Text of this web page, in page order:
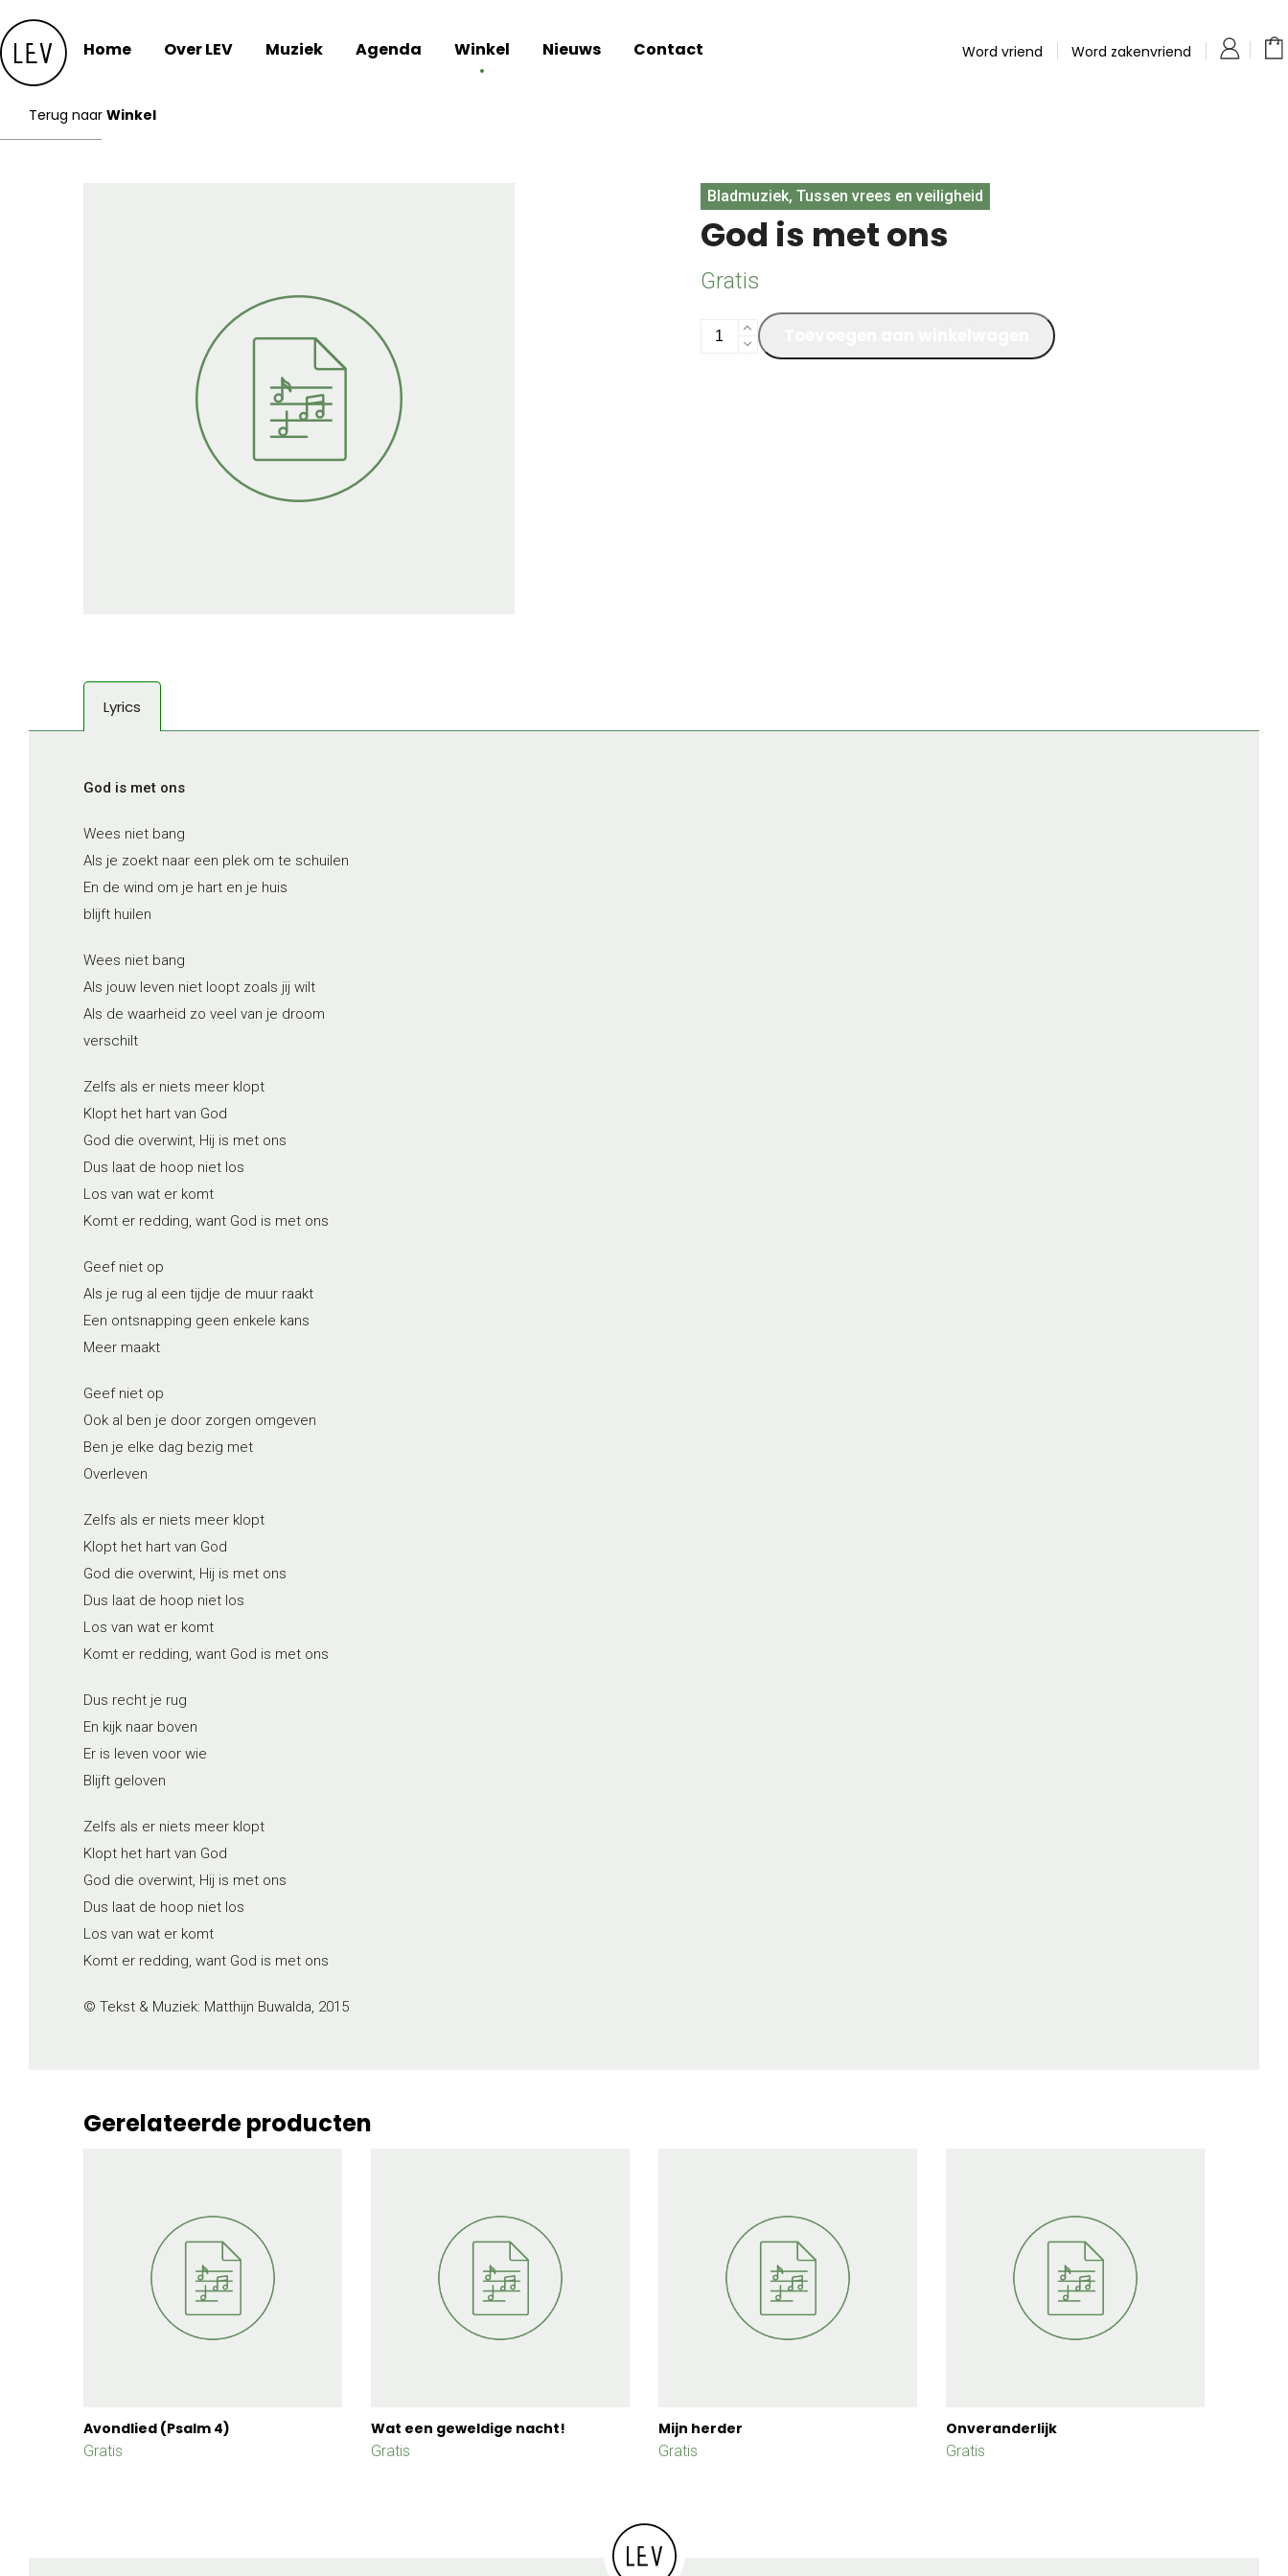
to
content
Home Over LEV Muziek Agenda Winkel Nieuws Contact Word vriend Word zakenvriend
Terug naar Winkel
Bladmuziek, Tussen vrees en veiligheid
God is met ons
Gratis
God
Lyrics
God is met ons
Wees niet bang
Als je zoekt naar een plek om te schuilen
En de wind om je hart en je huis
blijft huilen
Wees niet bang
Als jouw leven niet loopt zoals jij wilt
Als de waarheid zo veel van je droom
verschilt
Zelfs als er niets meer klopt
Klopt het hart van God
God die overwint, Hij is met ons
Dus laat de hoop niet los
Los van wat er komt
Komt er redding, want God is met ons
Geef niet op
Als je rug al een tijdje de muur raakt
Een ontsnapping geen enkele kans
Meer maakt
Geef niet op
Ook al ben je door zorgen omgeven
Ben je elke dag bezig met
Overleven
Zelfs als er niets meer klopt
Klopt het hart van God
God die overwint, Hij is met ons
Dus laat de hoop niet los
Los van wat er komt
Komt er redding, want God is met ons
Dus recht je rug
En kijk naar boven
Er is leven voor wie
Blijft geloven
Zelfs als er niets meer klopt
Klopt het hart van God
God die overwint, Hij is met ons
Dus laat de hoop niet los
Los van wat er komt
Komt er redding, want God is met ons
© Tekst & Muziek: Matthijn Buwalda, 2015
Gerelateerde producten
Avondlied (Psalm 4)
Gratis
Wat een geweldige nacht!
Gratis
Mijn herder
Gratis
Onveranderlijk
Gratis